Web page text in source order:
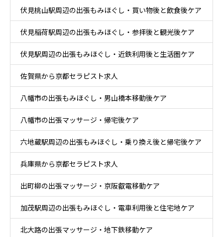
伏見桃山駅周辺の出張もみほぐし・買い物後と飲食後ケア
伏見稲荷駅周辺の出張もみほぐし・参拝後と観光後ケア
伏見駅周辺の出張もみほぐし・近鉄利用後と生活圏ケア
佐賀県から京都セラピスト求人
八幡市の出張もみほぐし・男山橋本移動後ケア
八幡市の出張マッサージ・帰宅後ケア
六地蔵駅周辺の出張もみほぐし・乗り換え後と帰宅後ケア
兵庫県から京都セラピスト求人
出町柳の出張マッサージ・京阪叡電移動ケア
加茂駅周辺の出張もみほぐし・電車利用後と住宅地ケア
北大路の出張マッサージ・地下鉄移動ケア